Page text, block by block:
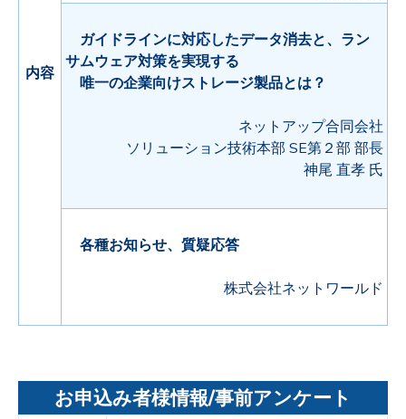
内容
ガイドラインに対応したデータ消去と、ラン
サムウェア対策を実現する
唯一の企業向けストレージ製品とは？
ネットアップ合同会社
ソリューション技術本部 SE第２部 部長
神尾 直孝 氏
各種お知らせ、質疑応答
株式会社ネットワールド
お申込み者様情報/事前アンケート